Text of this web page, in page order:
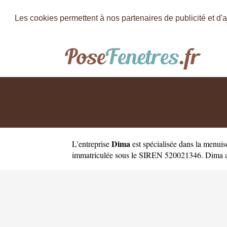
Les cookies permettent à nos partenaires de publicité et
L'entrepriseDima estspécialisée dans la
immatriculée sous le SIREN 520021346. Dima